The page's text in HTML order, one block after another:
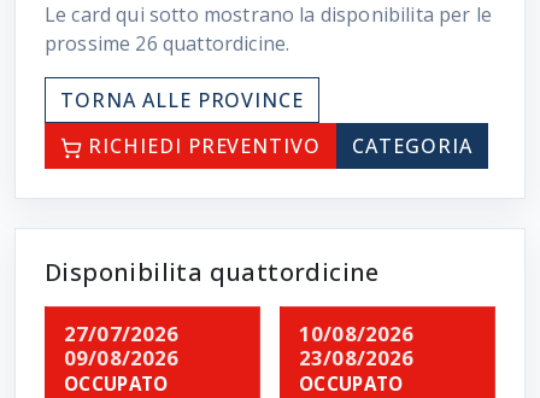
Le card qui sotto mostrano la disponibilita per le
prossime 26 quattordicine.
TORNA ALLE PROVINCE
RICHIEDI PREVENTIVO
CATEGORIA
Disponibilita quattordicine
27/07/2026
09/08/2026
OCCUPATO
10/08/2026
23/08/2026
OCCUPATO